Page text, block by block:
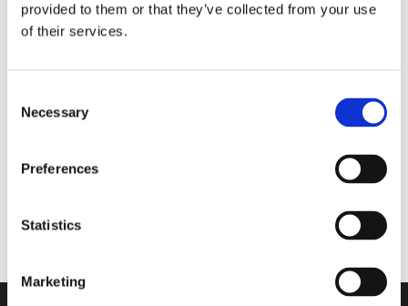
provided to them or that they’ve collected from your use
of their services.
Selection
Necessary
Preferences
Statistics
Marketing
Walkmaxx Slipster Papuče
Nord Bliss
Flexify
Easium